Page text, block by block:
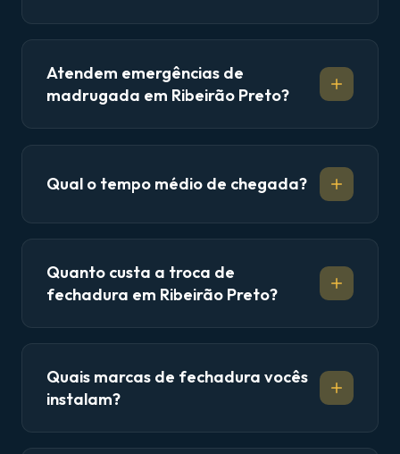
Atendem emergências de
madrugada em Ribeirão Preto?
Qual o tempo médio de chegada?
Quanto custa a troca de
fechadura em Ribeirão Preto?
Quais marcas de fechadura vocês
instalam?